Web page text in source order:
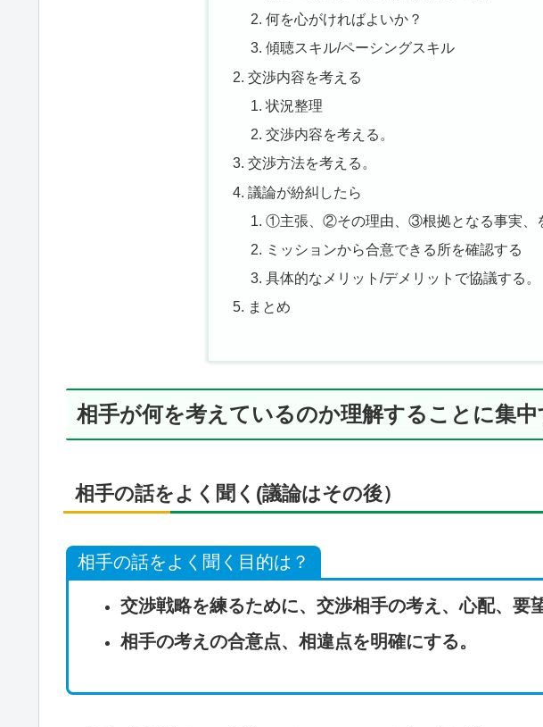
何を心がければよいか？
傾聴スキル/ペーシングスキル
交渉内容を考える
状況整理
交渉内容を考える。
交渉方法を考える。
議論が紛糾したら
①主張、②その理由、③根拠となる事実、
ミッションから合意できる所を確認する
具体的なメリット/デメリットで協議する。
まとめ
相手が何を考えているのか理解することに集中
相手の話をよく聞く(議論はその後）
相手の話をよく聞く目的は？
交渉戦略を練るために、交渉相手の考え、心配、要
相手の考えの合意点、相違点を明確にする。